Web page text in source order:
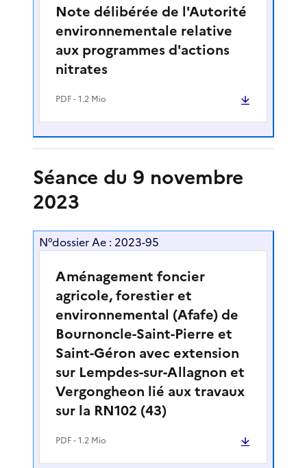
Note délibérée de l'Autorité
environnementale relative
aux programmes d'actions
nitrates
PDF- 1.2 Mio
Séance du 9 novembre
2023
N°dossier Ae : 2023-95
Aménagement foncier
agricole, forestier et
environnemental (Afafe) de
Bournoncle-Saint-Pierre et
Saint-Géron avec extension
sur Lempdes-sur-Allagnon et
Vergongheon lié aux travaux
sur la RN102 (43)
PDF- 1.2 Mio